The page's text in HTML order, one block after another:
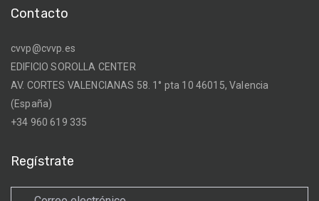
Contacto
cvvp@cvvp.es
EDIFICIO SOROLLA CENTER
AV. CORTES VALENCIANAS 58. 1° pta 10 46015, Valencia
(España)
+34 960 619 335
Regístrate